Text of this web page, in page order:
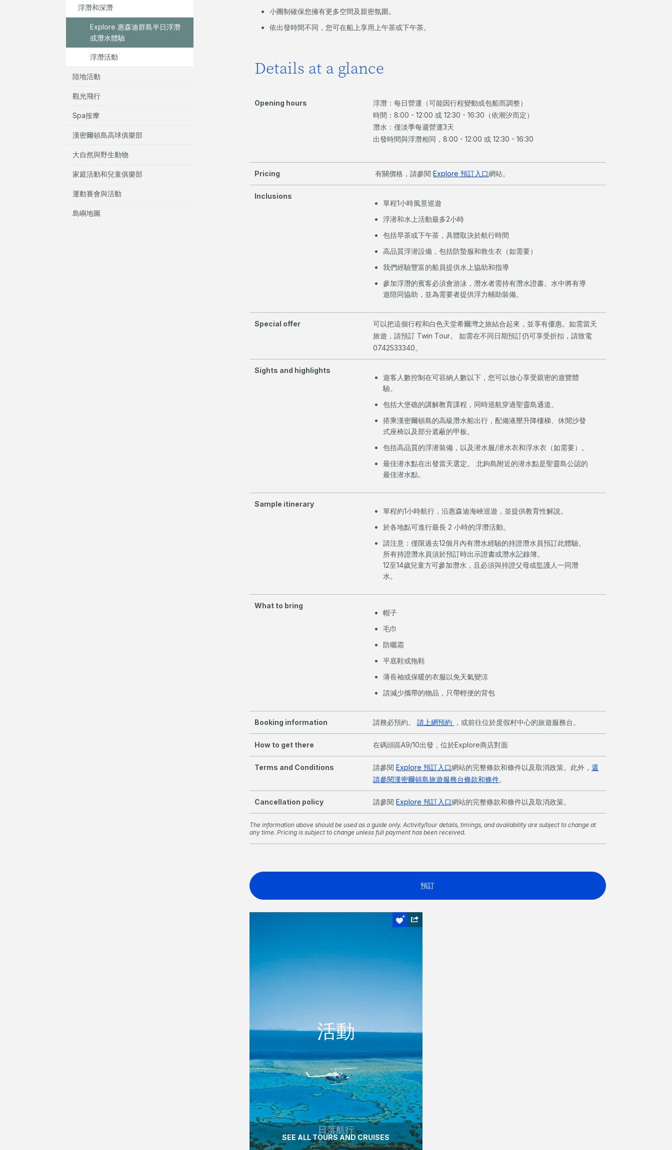
浮潛和深潛
Explore 惠森迪群島半日浮潛
或潛水體驗
浮潛活動
陸地活動
觀光飛行
Spa按摩
漢密爾頓島高球俱樂部
大自然與野生動物
家庭活動和兒童俱樂部
運動賽會與活動
島嶼地圖
小團制確保您擁有更多空間及親密氛圍。
依出發時間不同，您可在船上享用上午茶或下午茶。
Details at a glance
Opening hours
浮潛：每日營運（可能因行程變動或包船而調整）
時間：8:00 - 12:00 或 12:30 - 16:30（依潮汐而定）
潛水：僅淡季每週營運3天
出發時間與浮潛相同，8:00 - 12:00 或 12:30 - 16:30
Pricing 有關價格，請參閱Explore 預訂入口網站。
Inclusions
單程1小時風景巡遊
浮潜和水上活動最多2小時
包括早茶或下午茶，具體取決於航行時間
高品質浮潜設備，包括防蟄服和救生衣（如需要）
我們經驗豐富的船員提供水上協助和指導
參加浮潛的賓客必須會游泳，潛水者需持有潛水證書。水中將有導
遊陪同協助，並為需要者提供浮力輔助裝備。
Special offer
可以把這個行程和白色天堂希爾灣之旅結合起來，並享有優惠。如需當天
旅遊，請預訂 Twin Tour。 如需在不同日期預訂仍可享受折扣，請致電
0742533340。
Sights and highlights
遊客人數控制在可容納人數以下，您可以放心享受親密的遊覽體
驗。
包括大堡礁的講解教育課程，同時巡航穿過聖靈島通道。
搭乘漢密爾頓島的高級潛水船出行，配備液壓升降樓梯、休閒沙發
式座椅以及部分遮蔽的甲板。
包括高品質的浮潜裝備，以及潜水服/潜水衣和浮水衣（如需要）。
最佳潜水點在出發當天選定。 北鉤島附近的潜水點是聖靈島公認的
最佳潜水點。
Sample itinerary
單程約1小時航行，沿惠森迪海峽巡遊，並提供教育性解說。
於各地點可進行最長 2 小時的浮潛活動。
請注意：僅限過去12個月內有潛水經驗的持證潛水員預訂此體驗。
所有持證潛水員須於預訂時出示證書或潛水記錄簿。
12至14歲兒童方可參加潛水，且必須與持證父母或監護人一同潛
水。
What to bring
帽子
毛巾
防曬霜
平底鞋或拖鞋
薄長袖或保暖的衣服以免天氣變涼
請減少攜帶的物品，只帶輕便的背包
Booking information 請務必預約。請上網預約 ，或前往位於度假村中心的旅遊服務台。
How to get there 在碼頭區A9/10出發，位於Explore商店對面
Terms and Conditions 請參閱Explore 預訂入口網站的完整條款和條件以及取消政策。此外，還
請參閱漢密爾頓島旅遊服務台條款和條件。
Cancellation policy 請參閱Explore 預訂入口網站的完整條款和條件以及取消政策。
The information above should be used as a guide only. Activity/tour details, timings, and availability are subject to change at
any time. Pricing is subject to change unless full payment has been received.
預訂
日落航行
活動
活動
航行中看到太陽降下地平線，並欣賞星星出
現在夜空中。
READ MORE
SEE ALL TOURS AND CRUISES